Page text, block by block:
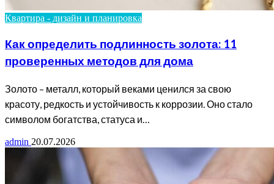
Квартира - дизайн и планировка
Как определить подлинность золота: 11
проверенных методов для дома
Золото – металл, который веками ценился за свою
красоту, редкость и устойчивость к коррозии. Оно стало
символом богатства, статуса и…
admin 20.07.2026